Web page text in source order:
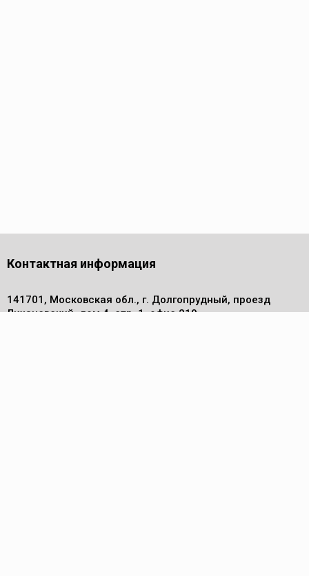
Контактная информация
141701, Московская обл., г. Долгопрудный, проезд
Лихачевский, дом 4, стр. 1, офис 219